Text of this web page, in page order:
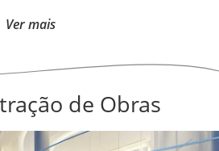
Ver mais
de Obras